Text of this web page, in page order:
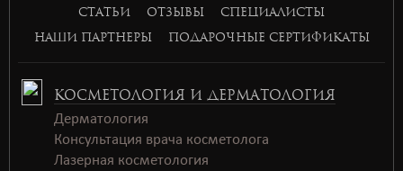
СТАТЬИ ОТЗЫВЫ
СПЕЦИАЛИСТЫ
НАШИ ПАРТНЕРЫ
ПОДАРОЧНЫЕ СЕРТИФИКАТЫ
КОСМЕТОЛОГИЯ И ДЕРМАТОЛОГИЯ
Дерматология
Консультация врача косметолога
Лазерная косметология